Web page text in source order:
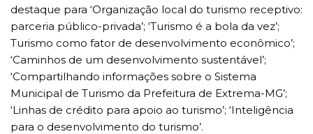
destaque para ‘Organização local do turismo receptivo:
parceria público-privada’; ‘Turismo é a bola da vez’;
Turismo como fator de desenvolvimento econômico’;
‘Caminhos de um desenvolvimento sustentável’;
‘Compartilhando informações sobre o Sistema
Municipal de Turismo da Prefeitura de Extrema-MG’;
‘Linhas de crédito para apoio ao turismo’; ‘Inteligência
para o desenvolvimento do turismo’.